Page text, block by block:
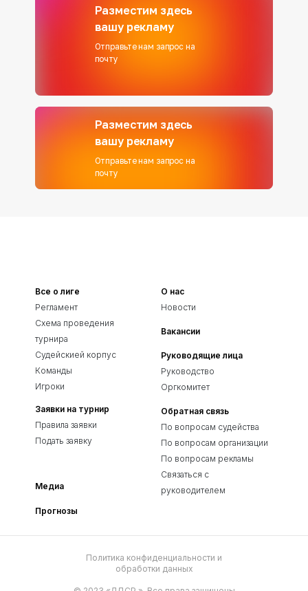
Разместим здесь
вашу рекламу
Отправьте нам запрос на
почту
Разместим здесь
вашу рекламу
Отправьте нам запрос на
почту
Все о лиге
Регламент
Схема проведения
турнира
Судейскией корпус
Команды
Игроки
Заявки на турнир
Правила заявки
Подать заявку
Медиа
Прогнозы
О нас
Новости
Вакансии
Руководящие лица
Руководство
Оргкомитет
Обратная связь
По вопросам судейства
По вопросам организации
По вопросам рекламы
Связаться с
руководителем
Политика конфиденциальности и
обработки данных